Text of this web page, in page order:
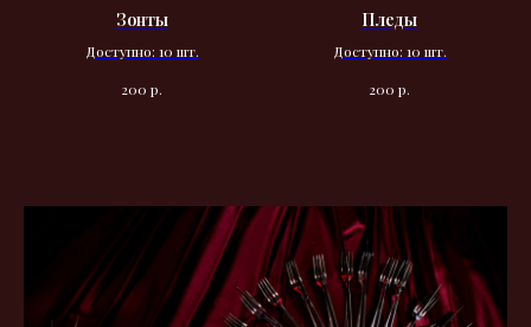
Зонты
Доступно: 10 шт.
200 р.
Пледы
Доступно: 10 шт.
200 р.